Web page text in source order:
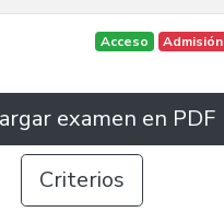
Acceso Admisión
examen en PDF
Criterios